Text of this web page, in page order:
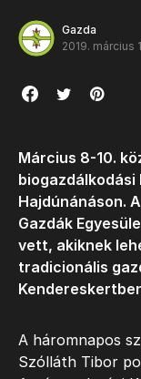
Gazda
2019. március
Március 8-10.
Hajdúnánáson.
Gazdák
vett, akiknek
tradicionális
A háromnapos
Szólláth Tibor